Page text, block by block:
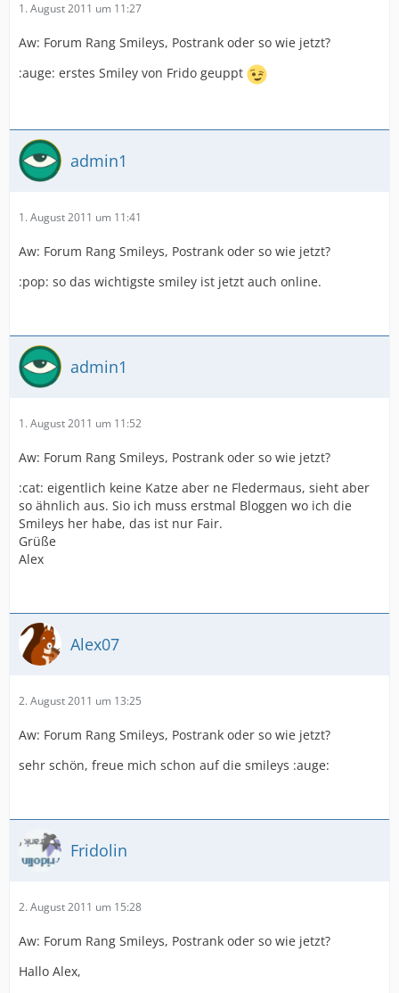
1. August 2011 um 11:27
Aw: Forum Rang Smileys, Postrank oder so wie jetzt?
:auge: erstes Smiley von Frido geuppt
admin1
1. August 2011 um 11:41
Aw: Forum Rang Smileys, Postrank oder so wie jetzt?
:pop: so das wichtigste smiley ist jetzt auch online.
admin1
1. August 2011 um 11:52
Aw: Forum Rang Smileys, Postrank oder so wie jetzt?
:cat: eigentlich keine Katze aber ne Fledermaus, sieht aber
so ähnlich aus. Sio ich muss erstmal Bloggen wo ich die
Smileys her habe, das ist nur Fair.
Grüße
Alex
Alex07
2. August 2011 um 13:25
Aw: Forum Rang Smileys, Postrank oder so wie jetzt?
sehr schön, freue mich schon auf die smileys :auge:
Fridolin
2. August 2011 um 15:28
Aw: Forum Rang Smileys, Postrank oder so wie jetzt?
Hallo Alex,